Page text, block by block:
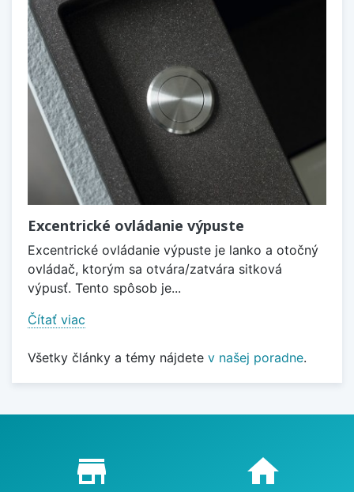
Excentrické ovládanie výpuste
Excentrické ovládanie výpuste je lanko a otočný
ovládač, ktorým sa otvára/zatvára sitková
výpusť. Tento spôsob je...
Čítať viac
Všetky články a témy nájdete v našej poradne.
Proč nakupovat u nás?
store_mall_directory home